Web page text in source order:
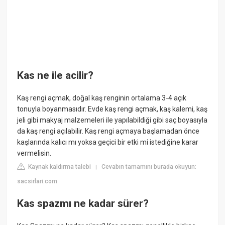
Kas ne ile acilir?
Kaş rengi açmak, doğal kaş renginin ortalama 3-4 açık
tonuyla boyanmasıdır. Evde kaş rengi açmak, kaş kalemi, kaş
jeli gibi makyaj malzemeleri ile yapılabildiği gibi saç boyasıyla
da kaş rengi açılabilir. Kaş rengi açmaya başlamadan önce
kaşlarında kalıcı mı yoksa geçici bir etki mi istediğine karar
vermelisin.
Kaynak kaldırma talebi |Cevabın tamamını burada okuyun:
sacsirlari.com
Kas spazmı ne kadar sürer?